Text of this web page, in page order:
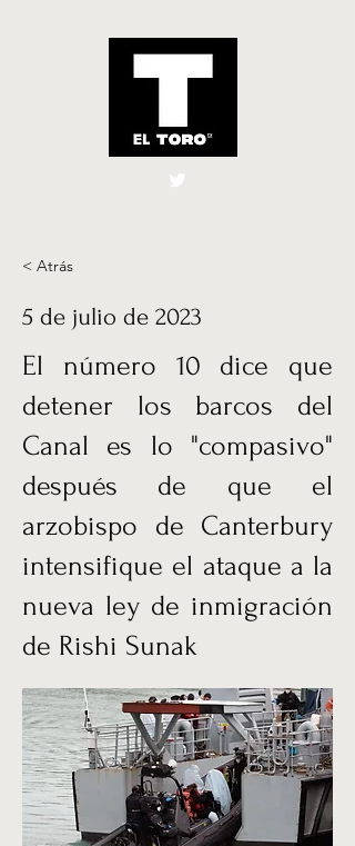
El Toro España
< Atrás
5 de julio de 2023
El número 10 dice que
detener los barcos del
Canal es lo "compasivo"
después de que el
arzobispo de Canterbury
intensifique el ataque a la
nueva ley de inmigración
de Rishi Sunak